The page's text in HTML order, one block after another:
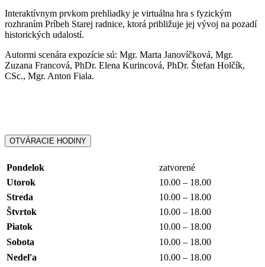
Interaktívnym prvkom prehliadky je virtuálna hra s fyzickým
rozhraním Príbeh Starej radnice, ktorá približuje jej vývoj na pozadí
historických udalostí.
Autormi scenára expozície sú: Mgr. Marta Janovíčková, Mgr.
Zuzana Francová, PhDr. Elena Kurincová, PhDr. Štefan Holčík,
CSc., Mgr. Anton Fiala.
OTVÁRACIE HODINY
Pondelok
zatvorené
Utorok
10.00 – 18.00
Streda
10.00 – 18.00
Štvrtok
10.00 – 18.00
Piatok
10.00 – 18.00
Sobota
10.00 – 18.00
Nedeľa
10.00 – 18.00